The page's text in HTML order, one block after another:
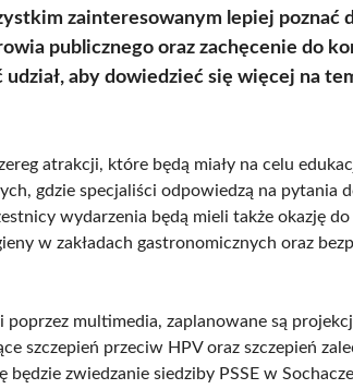
zainteresowanym lepiej poznać
publicznego oraz zachęcenie do
aby dowiedzieć się więcej na
atrakcji, które będą miały na celu
gdzie specjaliści odpowiedzą na pytania
wydarzenia będą mieli także okazję
w zakładach gastronomicznych oraz
multimedia, zaplanowane są
szczepień przeciw HPV oraz szczepień
zwiedzanie siedziby PSSE w